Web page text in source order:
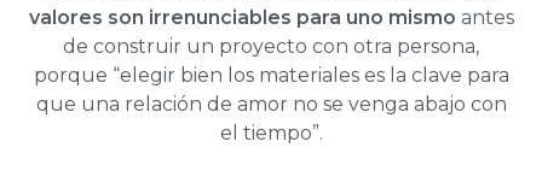
valores son irrenunciables para uno mismo antes
de construir un proyecto con otra persona,
porque “elegir bien los materiales es la clave para
que una relación de amor no se venga abajo con
el tiempo”.